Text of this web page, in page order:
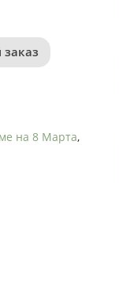
на 8 Марта,